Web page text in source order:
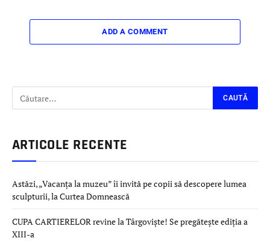
ADD A COMMENT
ARTICOLE RECENTE
Astăzi, „Vacanța la muzeu” îi invită pe copii să descopere lumea
sculpturii, la Curtea Domnească
CUPA CARTIERELOR revine la Târgoviște! Se pregătește ediția a
XIII-a